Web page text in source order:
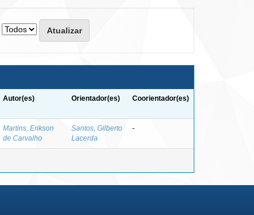
Autor(es) Orientador(es) Coorientador(es)
Martins, Erikson
de Carvalho
Santos, Gilberto
Lacerda
-